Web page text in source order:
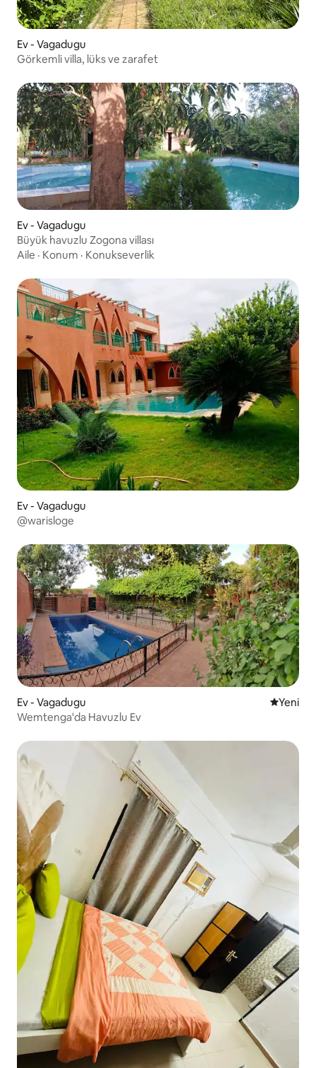
Ev - Vagadugu
Görkemli villa, lüks ve zarafet
Ev - Vagadugu
Büyük havuzlu Zogona villası
Aile · Konum · Konukseverlik
Ev - Vagadugu
@warisloge
Ev - Vagadugu Yeni
Yeni
Wemtenga'da Havuzlu Ev